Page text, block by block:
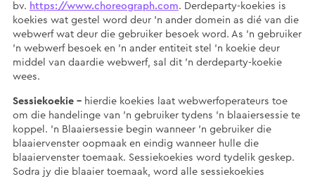
bv. https://www.choreograph.com. Derdeparty-koekies is
koekies wat gestel word deur ’n ander domein as dié van die
webwerf wat deur die gebruiker besoek word. As ’n gebruiker
’n webwerf besoek en ’n ander entiteit stel ’n koekie deur
middel van daardie webwerf, sal dit ’n derdeparty-koekie
wees.
Sessiekoekie – hierdie koekies laat webwerfoperateurs toe
om die handelinge van ’n gebruiker tydens ’n blaaiersessie te
koppel. ’n Blaaiersessie begin wanneer ’n gebruiker die
blaaiervenster oopmaak en eindig wanneer hulle die
blaaiervenster toemaak. Sessiekoekies word tydelik geskep.
Sodra jy die blaaier toemaak, word alle sessiekoekies